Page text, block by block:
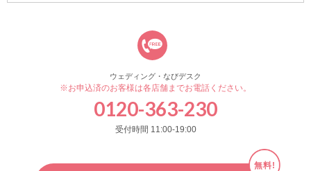
ウェディング・なびデスク
※お申込済のお客様は各店舗までお電話ください。
0120-363-230
受付時間 11:00-19:00
無料!